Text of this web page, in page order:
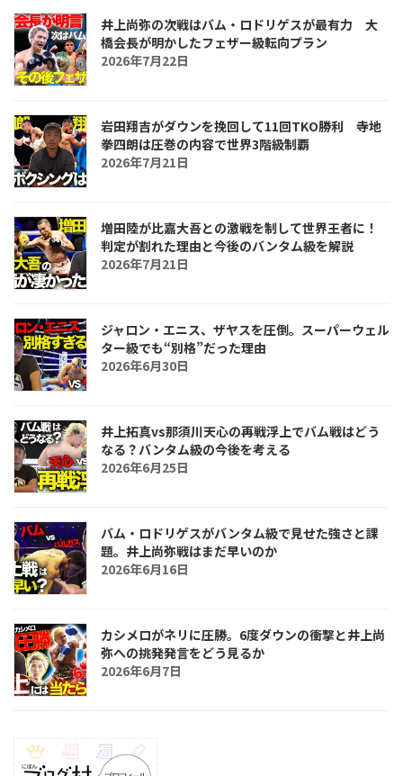
井上尚弥の次戦はバム・ロドリゲスが最有力 大
橋会長が明かしたフェザー級転向プラン
2026年7月22日
岩田翔吉がダウンを挽回して11回TKO勝利 寺地
拳四朗は圧巻の内容で世界3階級制覇
2026年7月21日
増田陸が比嘉大吾との激戦を制して世界王者に！
判定が割れた理由と今後のバンタム級を解説
2026年7月21日
ジャロン・エニス、ザヤスを圧倒。スーパーウェル
ター級でも“別格”だった理由
2026年6月30日
井上拓真vs那須川天心の再戦浮上でバム戦はどう
なる？バンタム級の今後を考える
2026年6月25日
バム・ロドリゲスがバンタム級で見せた強さと課
題。井上尚弥戦はまだ早いのか
2026年6月16日
カシメロがネリに圧勝。6度ダウンの衝撃と井上尚
弥への挑発発言をどう見るか
2026年6月7日